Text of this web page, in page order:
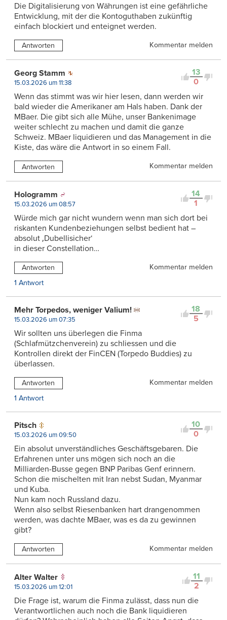
Die Digitalisierung von Währungen ist eine gefährliche
Entwicklung, mit der die Kontoguthaben zukünftig
einfach blockiert und enteignet werden.
Antworten Kommentar melden
13
0
Georg Stamm
15.03.2026 um 11:38
Wenn das stimmt was wir hier lesen, dann werden wir
bald wieder die Amerikaner am Hals haben. Dank der
MBaer. Die gibt sich alle Mühe, unser Bankenimage
weiter schlecht zu machen und damit die ganze
Schweiz. MBaer liquidieren und das Management in die
Kiste, das wäre die Antwort in so einem Fall.
Antworten Kommentar melden
14
1
Hologramm
15.03.2026 um 08:57
Würde mich gar nicht wundern wenn man sich dort bei
riskanten Kundenbeziehungen selbst bedient hat –
absolut ‚Dubellisicher‘
in dieser Constellation…
Antworten
Kommentar melden
1 Antwort
18
5
Mehr Torpedos, weniger Valium!
15.03.2026 um 07:35
Wir sollten uns überlegen die Finma
(Schlafmützchenverein) zu schliessen und die
Kontrollen direkt der FinCEN (Torpedo Buddies) zu
überlassen.
Antworten
Kommentar melden
1 Antwort
10
0
Pitsch
15.03.2026 um 09:50
Ein absolut unverständliches Geschäftsgebaren. Die
Erfahrenen unter uns mögen sich noch an die
Milliarden-Busse gegen BNP Paribas Genf erinnern.
Schon die mischelten mit Iran nebst Sudan, Myanmar
und Kuba.
Nun kam noch Russland dazu.
Wenn also selbst Riesenbanken hart drangenommen
werden, was dachte MBaer, was es da zu gewinnen
gibt?
Antworten Kommentar melden
11
2
Alter Walter
15.03.2026 um 12:01
Die Frage ist, warum die Finma zulässt, dass nun die
Verantwortlichen auch noch die Bank liquidieren